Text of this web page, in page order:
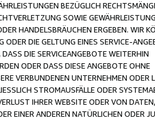
BEZÜGLICH
SOWIE
HANDELSBRÄUCHEN ERGEBEN. WIR
ODER DIE GELTUNG EINES SERVICE-
DIE SERVICEANGEBOTE WEITERHIN
ODER DASS DIESE ANGEBOTE OHNE
VERBUNDENEN UNTERNEHMEN ODER
STROMAUSFÄLLE ODER
IHRER WEBSITE ODER VON
EINER ANDEREN NATÜRLICHEN ODER